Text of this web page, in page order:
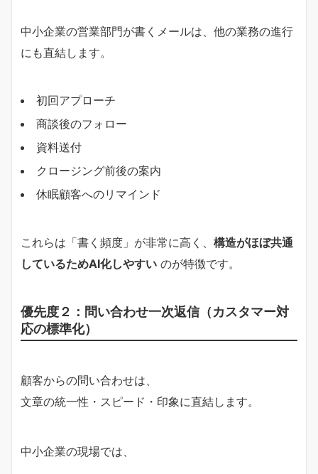
中小企業の営業部門が書くメールは、他の業務の進行
にも直結します。
初回アプローチ
商談後のフォロー
資料送付
クロージング前後の案内
休眠顧客へのリマインド
これらは「書く頻度」が非常に高く、 構造がほぼ共通
しているためAI化しやすい のが特徴です。
優先度２：問い合わせ一次返信（カスタマー対
応の標準化）
顧客からの問い合わせは、
文章の統一性・スピード・印象に直結します。
中小企業の現場では、